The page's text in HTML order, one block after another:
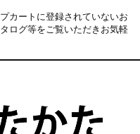
カートに登録されていないお
ログ等をご覧いただきお気軽